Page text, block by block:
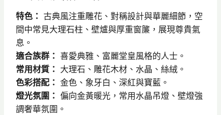
特色： 古典風注重雕花、對稱設計與華麗細節，空
間中常見大理石柱、壁爐與厚重窗簾，展現尊貴氣
息。
適合族群： 喜愛典雅、富麗堂皇風格的人士。
常用材質： 大理石、雕花木材、水晶、絲絨。
色彩搭配： 金色、象牙白、深紅與寶藍。
燈光氛圍： 偏向金黃暖光，常用水晶吊燈、壁燈強
調奢華氛圍。